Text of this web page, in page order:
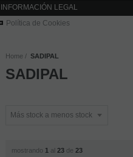
INFORMACIÓN LEGAL
Política de Cookies
Home SADIPAL
SADIPAL
mostrando 1 al 23de 23